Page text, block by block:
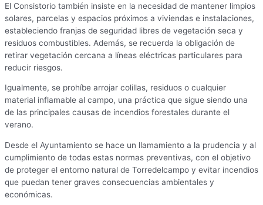
El Consistorio también insiste en la necesidad de mantener limpios
solares, parcelas y espacios próximos a viviendas e instalaciones,
estableciendo franjas de seguridad libres de vegetación seca y
residuos combustibles. Además, se recuerda la obligación de
retirar vegetación cercana a líneas eléctricas particulares para
reducir riesgos.
Igualmente, se prohíbe arrojar colillas, residuos o cualquier
material inflamable al campo, una práctica que sigue siendo una
de las principales causas de incendios forestales durante el
verano.
Desde el Ayuntamiento se hace un llamamiento a la prudencia y al
cumplimiento de todas estas normas preventivas, con el objetivo
de proteger el entorno natural de Torredelcampo y evitar incendios
que puedan tener graves consecuencias ambientales y
económicas.